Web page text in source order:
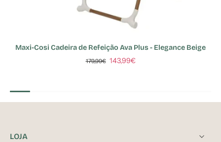
Maxi-Cosi Cadeira de Refeição Ava Plus - Elegance Beige
179,99€ 143,99€
LOJA